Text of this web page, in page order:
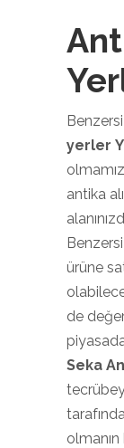
yerler
antika
ürüne
de
Seka
olmanın